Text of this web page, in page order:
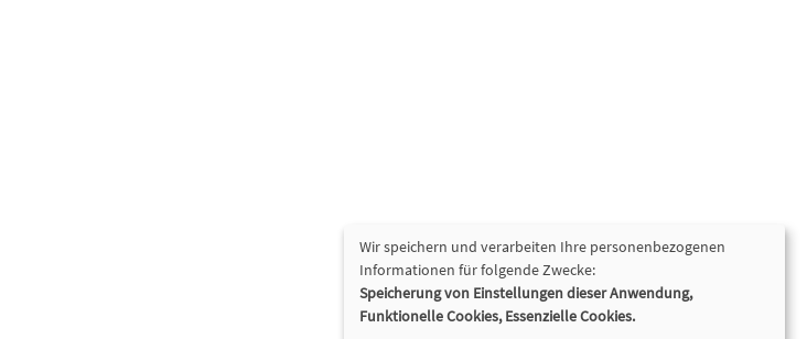
Wir speichern und verarbeiten Ihre personenbezogenen
Informationen für folgende Zwecke:
Speicherung von Einstellungen dieser Anwendung,
Funktionelle Cookies, Essenzielle Cookies.